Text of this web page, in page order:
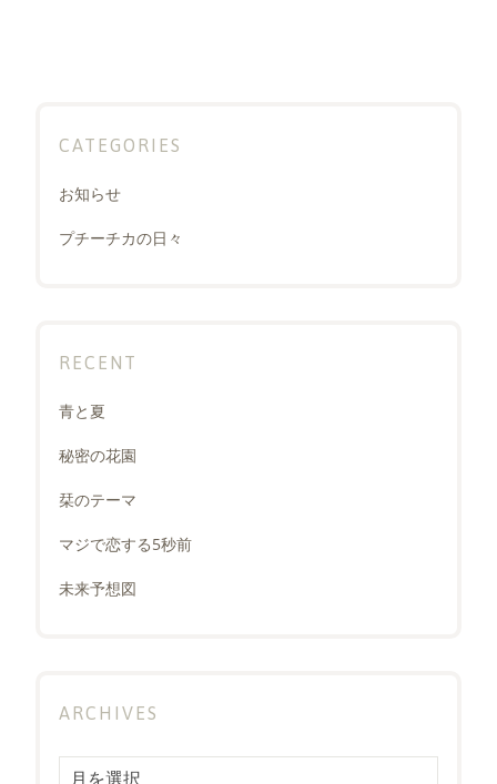
CATEGORIES
お知らせ
プチーチカの日々
RECENT
青と夏
秘密の花園
栞のテーマ
マジで恋する5秒前
未来予想図
ARCHIVES
Archives